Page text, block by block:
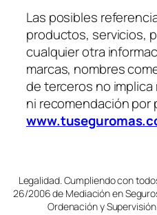
Las posibles
productos, servicios,
cualquier otra
marcas, nombres
de terceros no
ni recomendación por
Legalidad. Cumpliendo con
26/2006 de Mediación en
Ordenación y